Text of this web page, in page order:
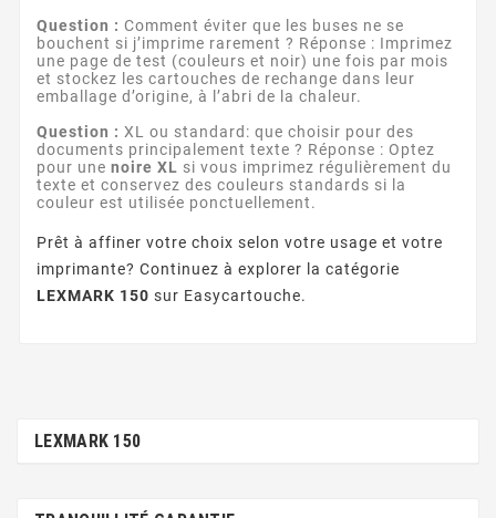
Question : Comment éviter que les buses ne se
bouchent si j’imprime rarement ? Réponse : Imprimez
une page de test (couleurs et noir) une fois par mois
et stockez les cartouches de rechange dans leur
emballage d’origine, à l’abri de la chaleur.
Question : XL ou standard: que choisir pour des
documents principalement texte ? Réponse : Optez
pour une noire XL si vous imprimez régulièrement du
texte et conservez des couleurs standards si la
couleur est utilisée ponctuellement.
Prêt à affiner votre choix selon votre usage et votre
imprimante? Continuez à explorer la catégorie
LEXMARK 150 sur Easycartouche.
LEXMARK 150